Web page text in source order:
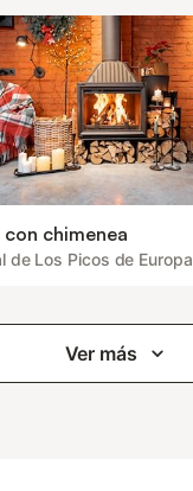
chimenea
de Los Picos de Europa
Ver más